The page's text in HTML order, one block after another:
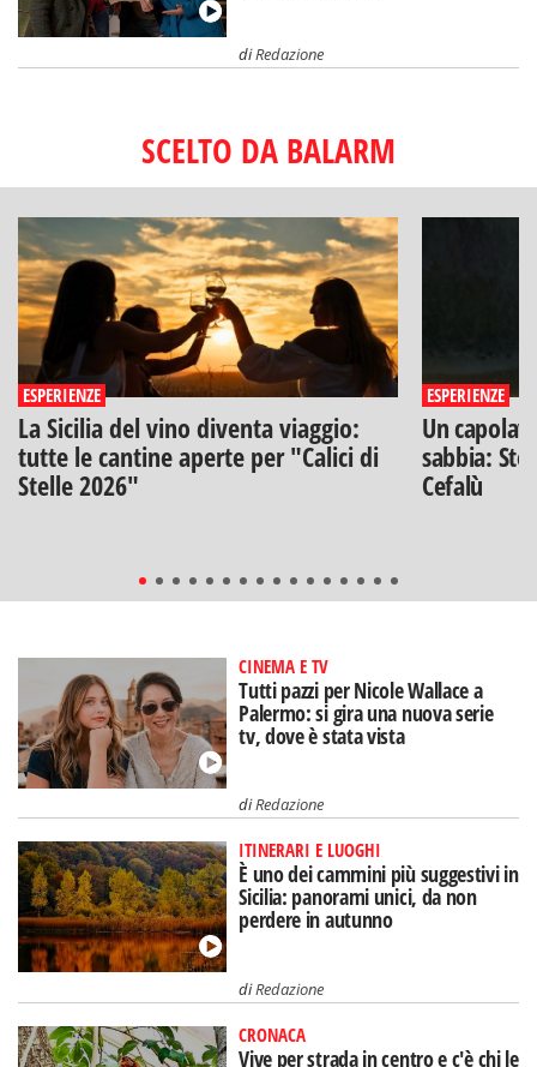
diRedazione
SCELTO DA BALARM
ESPERIENZE
La Sicilia del vino diventa viaggio:
tutte le cantine aperte per "Calici di
Stelle 2026"
ESPERIENZE
Un
sabbia:
Cefalù
CINEMA E TV
Tutti pazzi per Nicole Wallace a
Palermo: si gira una nuova serie
tv, dove è stata vista
diRedazione
ITINERARI E LUOGHI
È uno dei cammini più suggestivi in
Sicilia: panorami unici, da non
perdere in autunno
diRedazione
CRONACA
Vive per strada in centro e c'è chi le